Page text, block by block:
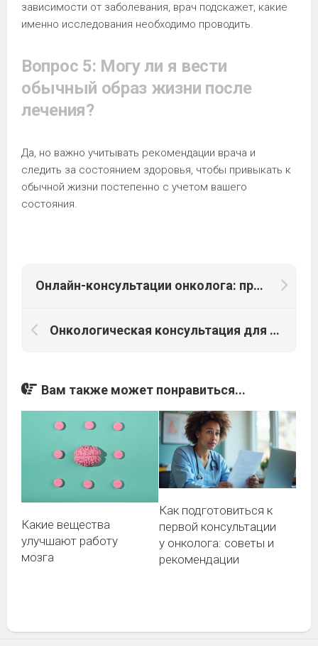
зависимости от заболевания, врач подскажет, какие
именно исследования необходимо проводить.
Вопрос 5: Могу ли я вести
обычный образ жизни после
лечения?
Да, но важно учитывать рекомендации врача и
следить за состоянием здоровья, чтобы привыкать к
обычной жизни постепенно с учетом вашего
состояния.
Онлайн-консультации онколога: преимущества и недостатки
Онкологическая консультация для пациентов с наследственной предрасположенностью к раку
Вам также может понравиться...
Какие вещества
улучшают работу
мозга
Как подготовиться к
первой консультации
у онколога: советы и
рекомендации